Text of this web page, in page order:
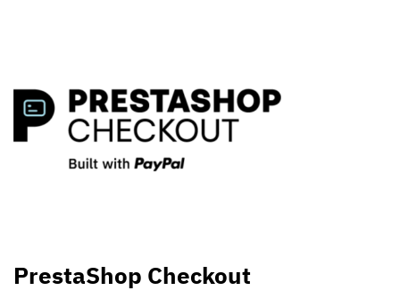
PrestaShop Checkout